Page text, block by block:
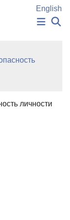
English
личности